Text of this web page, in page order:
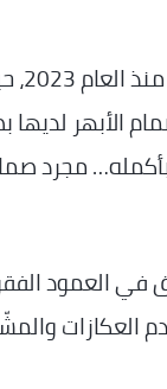
كشفت في
الأبهر
مجرد
بتضيق في